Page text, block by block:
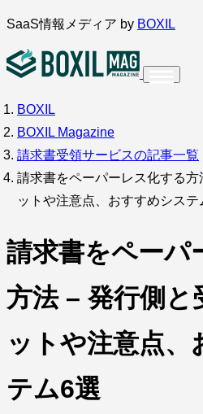
内
を
キ
ッ
プ
SaaS情報メディア by BOXIL
インタビュー
サービス比較 キーワードか
SaaS情報メディア by BOXIL
BOXIL
BOXIL Magazine
請求書受領サービスの記事一覧
請求書をペーパーレス化する方
ットや注意点、おすすめシステ
請求書をペーパ
方法 – 発行側と
ットや注意点、
テム6選